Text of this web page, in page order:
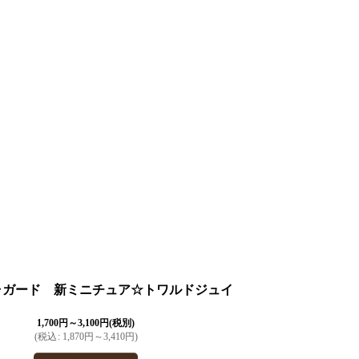
ガード 新ミニチュア☆トワルドジュイ
1,700円 ～3,100円(税別)
(税込 : 1,870円 ～3,410円)